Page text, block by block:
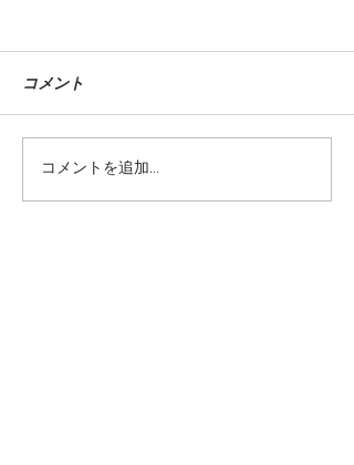
Number 1036 号『日本代
表、百年の先へ。』
コメント
コメントを追加…